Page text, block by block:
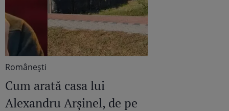
Româneşti
Cum arată casa lui
Alexandru Arșinel, de pe